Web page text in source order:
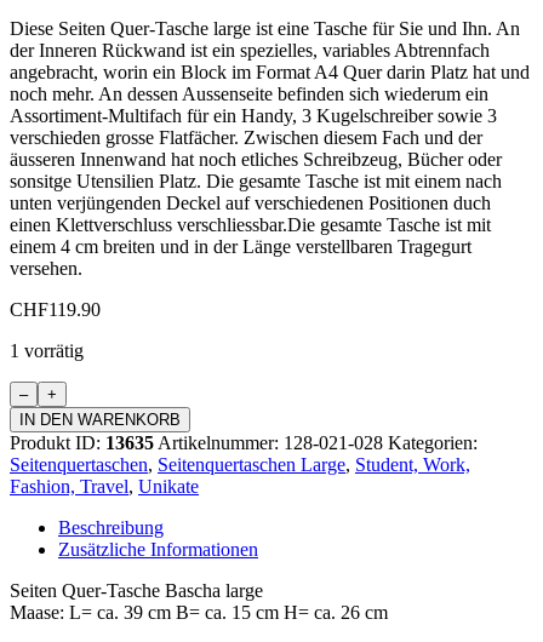
Diese Seiten Quer-Tasche large ist eine Tasche für Sie und Ihn. An
der Inneren Rückwand ist ein spezielles, variables Abtrennfach
angebracht, worin ein Block im Format A4 Quer darin Platz hat und
noch mehr. An dessen Aussenseite befinden sich wiederum ein
Assortiment-Multifach für ein Handy, 3 Kugelschreiber sowie 3
verschieden grosse Flatfächer. Zwischen diesem Fach und der
äusseren Innenwand hat noch etliches Schreibzeug, Bücher oder
sonsitge Utensilien Platz. Die gesamte Tasche ist mit einem nach
unten verjüngenden Deckel auf verschiedenen Positionen duch
einen Klettverschluss verschliessbar.Die gesamte Tasche ist mit
einem 4 cm breiten und in der Länge verstellbaren Tragegurt
versehen.
CHF119.90
1 vorrätig
Seiten
Quer-
Tasche
Bascha
Large
Menge
IN DEN WARENKORB
Produkt ID: 13635 Artikelnummer: 128-021-028 Kategorien:
Seitenquertaschen, Seitenquertaschen Large, Student, Work,
Fashion, Travel, Unikate
Beschreibung
Zusätzliche Informationen
Seiten Quer-Tasche Bascha large
Maase: L= ca. 39 cm B= ca. 15 cm H= ca. 26 cm